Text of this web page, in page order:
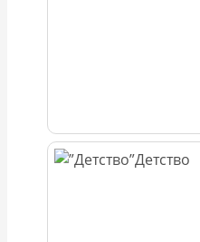
Детство